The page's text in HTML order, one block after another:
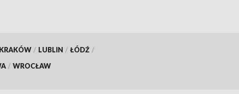
KRAKÓW / LUBLIN / ŁÓDŹ /
/ WROCŁAW